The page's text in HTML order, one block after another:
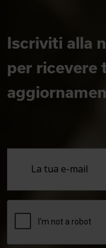
Iscriviti alla
per ricevere